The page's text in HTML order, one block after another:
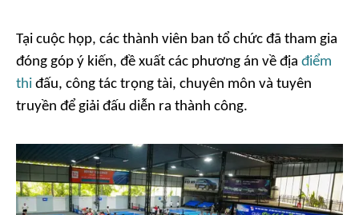
Tại cuộc họp, các thành viên ban tổ chức đã tham gia
đóng góp ý kiến, đề xuất các phương án về địa điểm
thi đấu, công tác trọng tài, chuyên môn và tuyên
truyền để giải đấu diễn ra thành công.